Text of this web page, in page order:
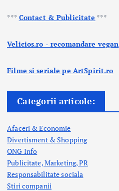
*** Contact & Publicitate ***
Velicios.ro - recomandare vegan
Filme si seriale pe ArtSpirit.ro
Categorii articole:
Afaceri & Economie
Divertisment & Shopping
ONG Info
Publicitate, Marketing, PR
Responsabilitate sociala
Stiri companii